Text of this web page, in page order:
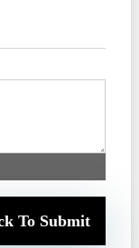
Click To Submit